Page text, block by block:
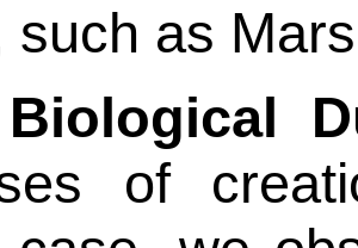
such as
Biological
of